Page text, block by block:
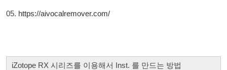
05. https://aivocalremover.com/
iZotope RX 시리즈를 이용해서 Inst. 를 만드는 방법